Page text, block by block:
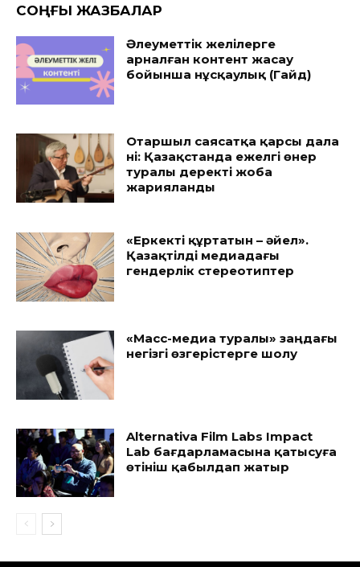
CОҢҒЫ ЖАЗБАЛАР
Әлеуметтік желілерге
арналған контент жасау
бойынша нұсқаулық (Гайд)
Отаршыл саясатқа қарсы дала
үні: Қазақстанда ежелгі өнер
туралы деректі жоба
жарияланды
«Еркекті құртатын – әйел».
Қазақтілді медиадағы
гендерлік стереотиптер
«Масс-медиа туралы» заңдағы
негізгі өзгерістерге шолу
Alternativa Film Labs Impact
Lab бағдарламасына қатысуға
өтініш қабылдап жатыр